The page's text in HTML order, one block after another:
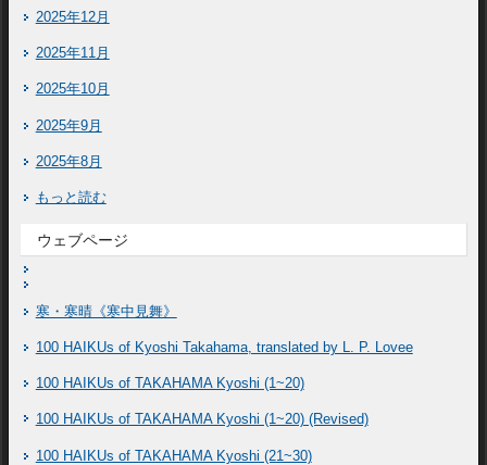
2025年12月
2025年11月
2025年10月
2025年9月
2025年8月
もっと読む
ウェブページ
寒・寒晴《寒中見舞》
100 HAIKUs of Kyoshi Takahama, translated by L. P. Lovee
100 HAIKUs of TAKAHAMA Kyoshi (1~20)
100 HAIKUs of TAKAHAMA Kyoshi (1~20) (Revised)
100 HAIKUs of TAKAHAMA Kyoshi (21~30)